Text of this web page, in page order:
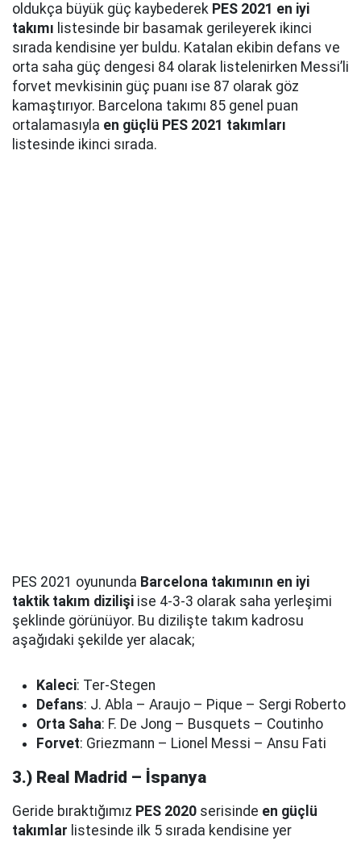
oldukça büyük güç kaybederek PES 2021 en iyi
takımı listesinde bir basamak gerileyerek ikinci
sırada kendisine yer buldu. Katalan ekibin defans ve
orta saha güç dengesi 84 olarak listelenirken Messi’li
forvet mevkisinin güç puanı ise 87 olarak göz
kamaştırıyor. Barcelona takımı 85 genel puan
ortalamasıyla en güçlü PES 2021 takımları
listesinde ikinci sırada.
PES 2021 oyununda Barcelona takımının en iyi
taktik takım dizilişi ise 4-3-3 olarak saha yerleşimi
şeklinde görünüyor. Bu dizilişte takım kadrosu
aşağıdaki şekilde yer alacak;
Kaleci: Ter-Stegen
Defans: J. Abla – Araujo – Pique – Sergi Roberto
Orta Saha: F. De Jong – Busquets – Coutinho
Forvet: Griezmann – Lionel Messi – Ansu Fati
3.) Real Madrid – İspanya
Geride bıraktığımız PES 2020 serisinde en güçlü
takımlar listesinde ilk 5 sırada kendisine yer